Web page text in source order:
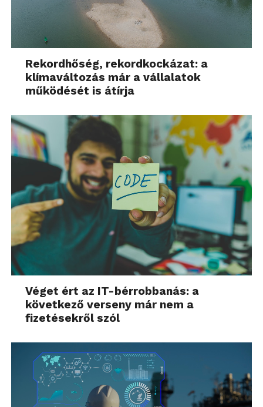
Rekordhőség, rekordkockázat: a
klímaváltozás már a vállalatok
működését is átírja
Véget ért az IT-bérrobbanás: a
következő verseny már nem a
fizetésekről szól